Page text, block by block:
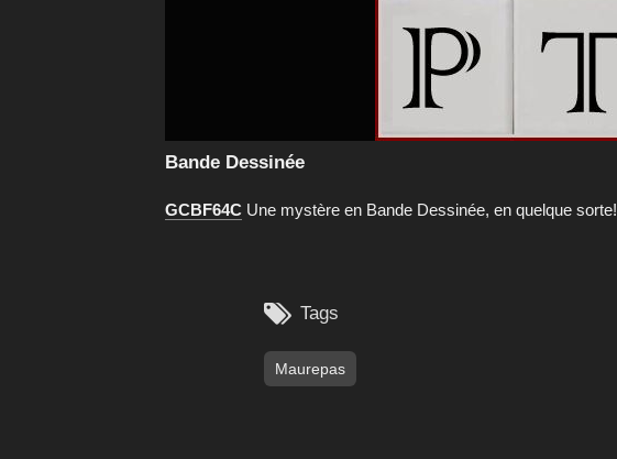
Bande Dessinée
GCBF64CUne mystère en Bande Dessinée, en quelque sorte!
 Tags
Maurepas